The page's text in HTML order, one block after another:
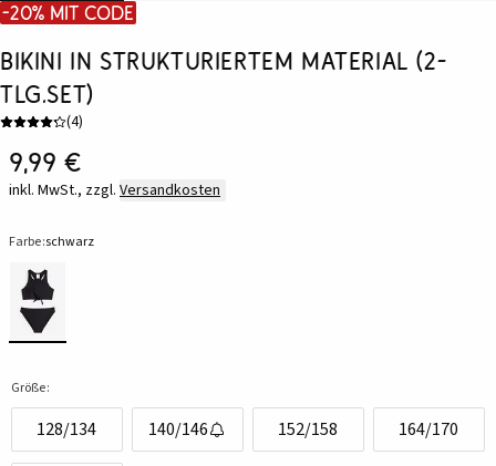
-20% mit Code
Bikini in strukturiertem Material (2-
tlg.Set)
(4)
9,99 €
inkl. MwSt., zzgl. Versandkosten
Farbe:schwarz
Größe:
128/134 140/146 152/158 164/170